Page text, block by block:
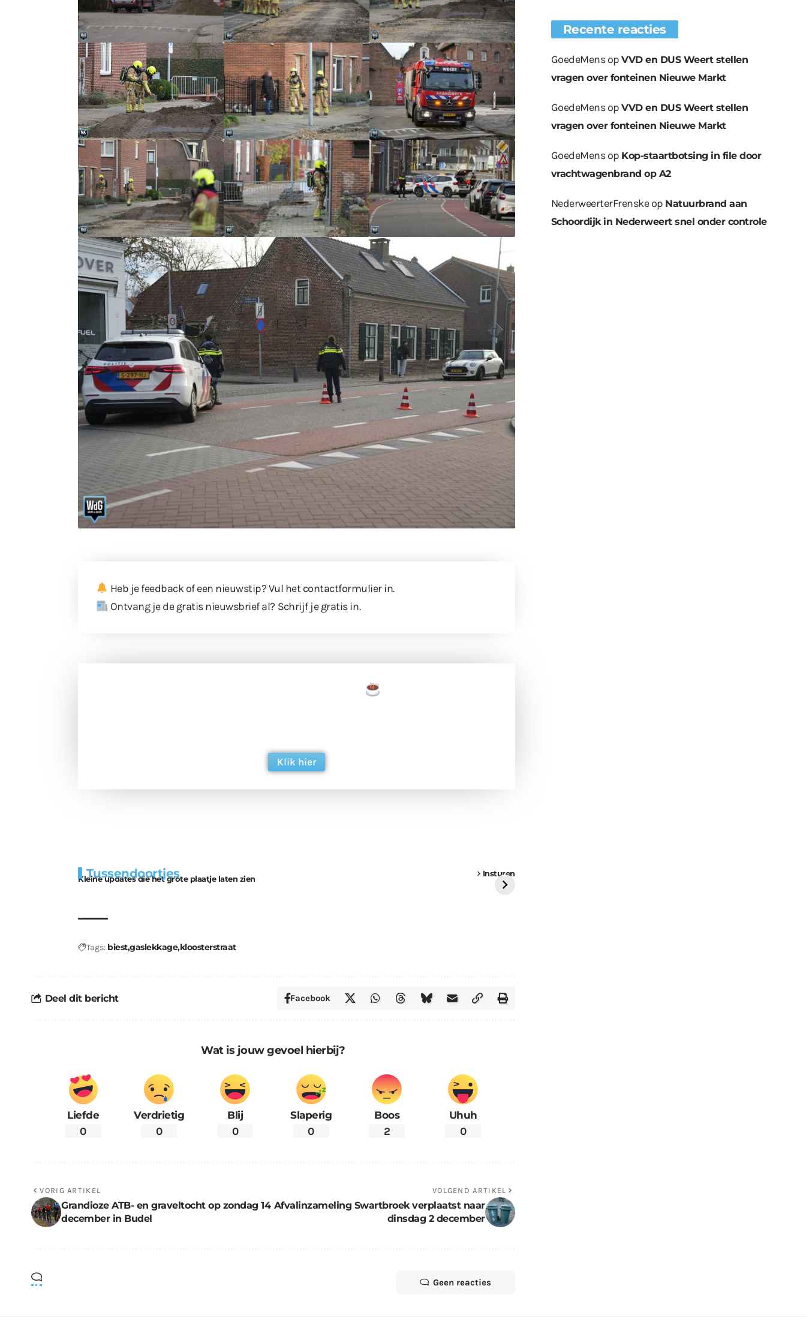
Heb je feedback of een nieuwstip? Vul het contactformulierin.
Ontvang je de gratis nieuwsbrief al? Schrijf je gratis in.
Klik hier
Tussendoortjes Insturen
Kleine updates die het grote plaatje laten zien
bouwmateriaal voor
kabouters
uitdaging
Tags: biestgaslekkagekloosterstraat
Deel dit bericht Facebook
Wat is jouw gevoel hierbij?
Liefde
0
Verdrietig
0
Blij
0
Slaperig
0
Boos
2
Uhuh
0
VORIG ARTIKEL
Grandioze ATB- en graveltocht op zondag 14
december in Budel
VOLGEND ARTIKEL
Afvalinzameling Swartbroek verplaatst naar
dinsdag 2 december
Geen reacties
Recente reacties
GoedeMensopVVD en DUS Weert stellen
vragen over fonteinen Nieuwe Markt
GoedeMensopVVD en DUS Weert stellen
vragen over fonteinen Nieuwe Markt
GoedeMensop Kop-staartbotsing in file door
vrachtwagenbrand op A2
NederweerterFrenskeop Natuurbrand aan
Schoordijk in Nederweert snel onder controle